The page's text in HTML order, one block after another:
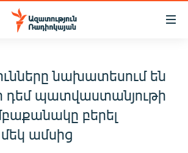
2026
նախատեսում են
դեմ պատվաստանյութի
բերել
ամսից